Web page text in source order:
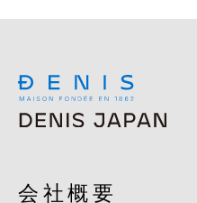
会社概要